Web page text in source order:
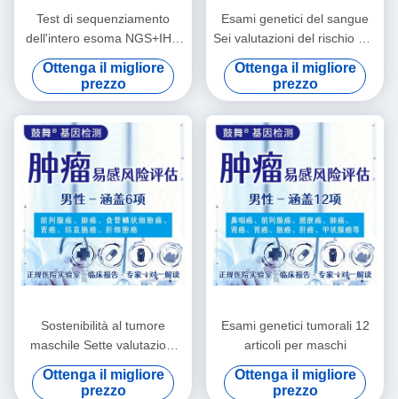
Test di sequenziamento
dell'intero esoma NGS+IHC
+ PD-L1 (22C3) Package
Ottenga il migliore
prezzo
Esami genetici del sangue
Sei valutazioni del rischio per
la suscettibilità tumorale
femminile
Ottenga il migliore
prezzo
Sostenibilità al tumore
maschile Sette valutazioni
del rischio Servizi di test
genetici
Ottenga il migliore
prezzo
Esami genetici tumorali 12
articoli per maschi
Ottenga il migliore
prezzo